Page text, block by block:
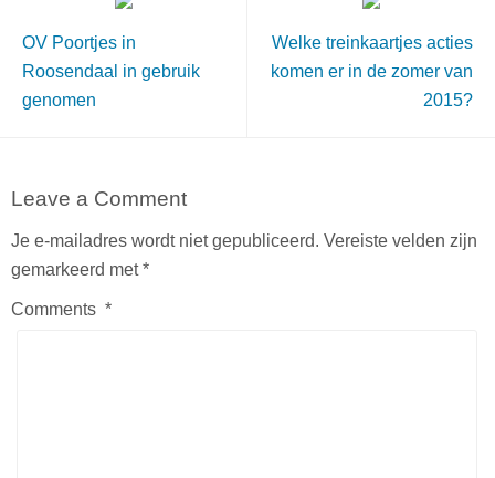
OV Poortjes in
Roosendaal in gebruik
genomen
Welke treinkaartjes acties
komen er in de zomer van
2015?
Leave a Comment
Je e-mailadres wordt niet gepubliceerd. Vereiste velden zijn
gemarkeerd met*
Comments *